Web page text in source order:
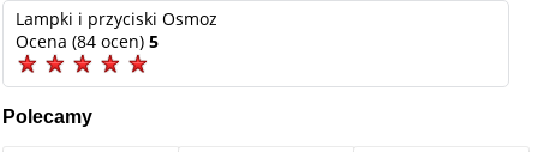
Lampki i przyciski Osmoz
Ocena (84 ocen)5
Polecamy